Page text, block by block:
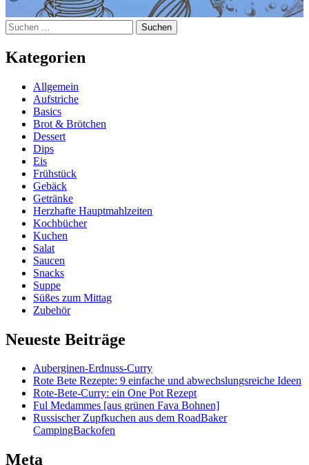
Suchen
nach:
Kategorien
Allgemein
Aufstriche
Basics
Brot & Brötchen
Dessert
Dips
Eis
Frühstück
Gebäck
Getränke
Herzhafte Hauptmahlzeiten
Kochbücher
Kuchen
Salat
Saucen
Snacks
Suppe
Süßes zum Mittag
Zubehör
Neueste Beiträge
Auberginen-Erdnuss-Curry
Rote Bete Rezepte: 9 einfache und abwechslungsreiche Ideen
Rote-Bete-Curry: ein One Pot Rezept
Ful Medammes [aus grünen Fava Bohnen]
Russischer Zupfkuchen aus dem RoadBaker
CampingBackofen
Meta